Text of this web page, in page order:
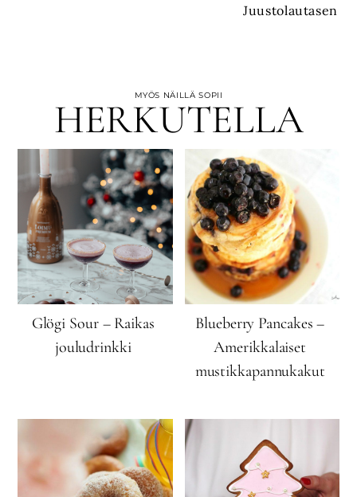
Juustolautasen
MYÖS NÄILLÄ SOPII
HERKUTELLA
Glögi Sour – Raikas
jouludrinkki
Blueberry Pancakes –
Amerikkalaiset
mustikkapannukakut